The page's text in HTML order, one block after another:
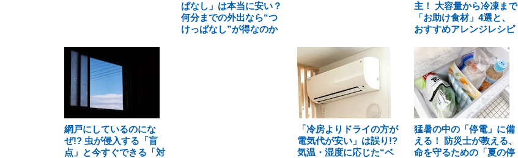
ぱなし」は本当に安い？
何分までの外出なら“つ
けっぱなし”が得なのか
主！ 大容量から冷凍まで
「お助け食材」4選と、
おすすめアレンジレシピ
網戸にしているのにな
ぜ!? 虫が侵入する「盲
点」と今すぐできる「対
「冷房よりドライの方が
電気代が安い」は誤り!?
気温・湿度に応じた“ベ
猛暑の中の「停電」に備
える！ 防災士が教える、
命を守るための「夏の停